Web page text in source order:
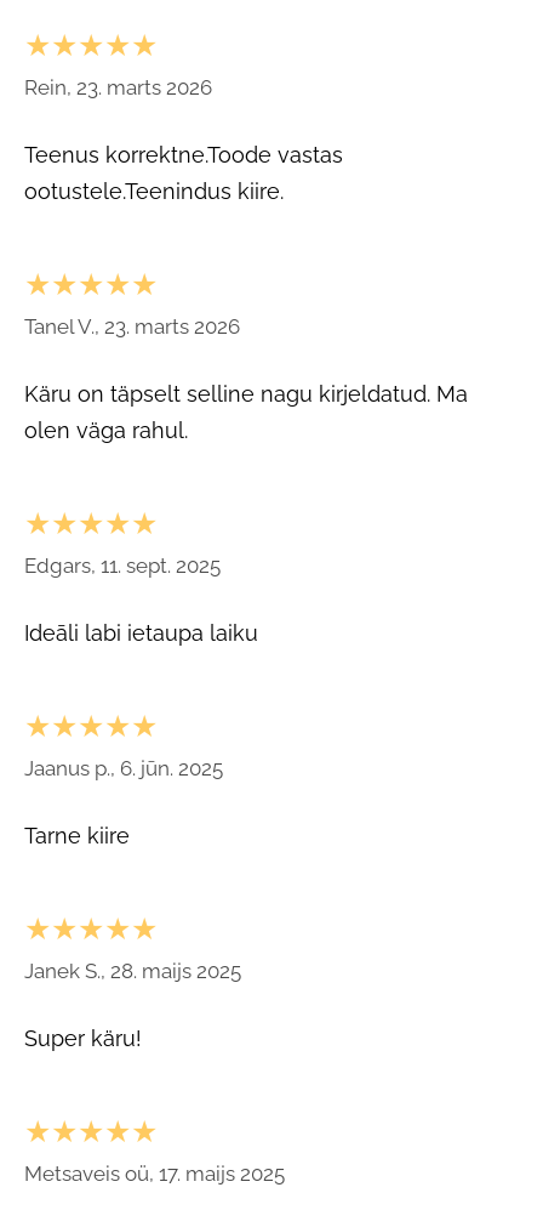
★★★★★
Rein, 23. marts 2026
Teenus korrektne.Toode vastas
ootustele.Teenindus kiire.
★★★★★
Tanel V., 23. marts 2026
Käru on täpselt selline nagu kirjeldatud. Ma
olen väga rahul.
★★★★★
Edgars, 11. sept. 2025
Ideāli labi ietaupa laiku
★★★★★
Jaanus p., 6. jūn. 2025
Tarne kiire
★★★★★
Janek S., 28. maijs 2025
Super käru!
★★★★★
Metsaveis oü, 17. maijs 2025